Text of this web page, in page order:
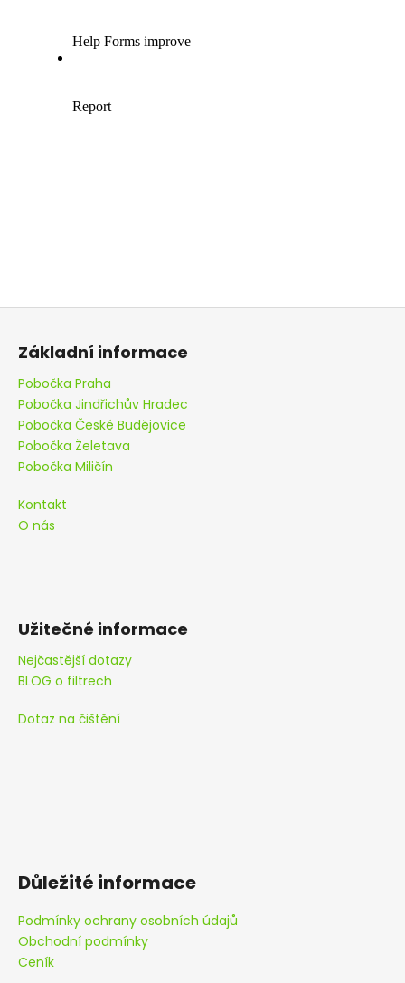
Z
Základní informace
Pobočka Praha
Pobočka Jindřichův Hradec
Pobočka České Budějovice
Pobočka Želetava
Pobočka Miličín
Kontakt
O nás
Užitečné informace
Nejčastější dotazy
BLOG o filtrech
Dotaz na čištění
Důležité informace
Podmínky ochrany osobních údajů
Obchodní podmínky
Ceník